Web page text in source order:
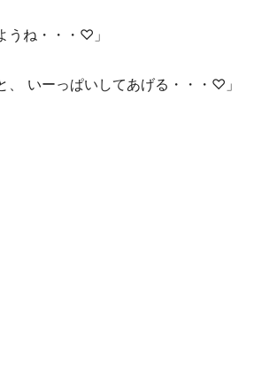
うね・・・♡」
いーっぱいしてあげる・・・♡」